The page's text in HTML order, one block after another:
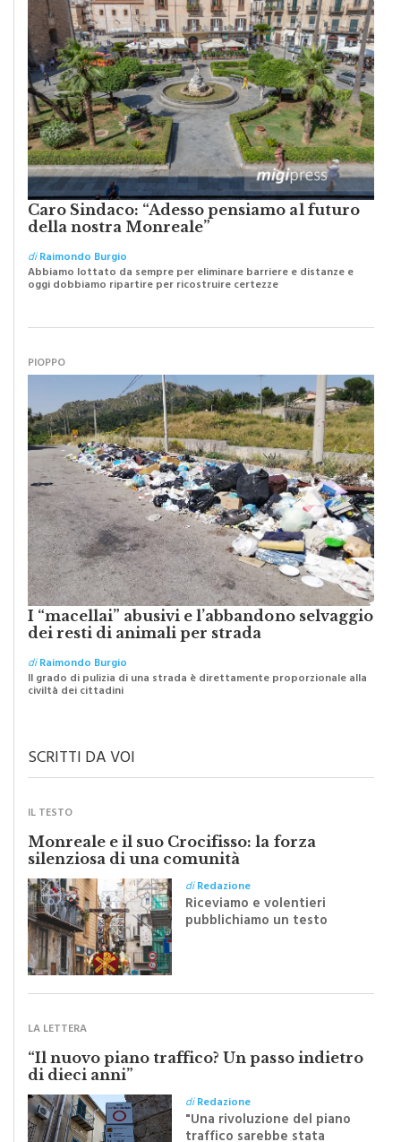
Caro Sindaco: “Adesso pensiamo al futuro
della nostra Monreale”
diRaimondo Burgio
I “macellai” abusivi e l’abbandono selvaggio
dei resti di animali per strada
diRaimondo Burgio
SCRITTI DA VOI
IL TESTO
Monreale e il suo Crocifisso: la forza
silenziosa di una comunità
diRedazione
Riceviamo e volentieri
Sapienza all'indomani della
LA LETTERA
“Il nuovo piano traffico? Un passo indietro
di dieci anni”
diRedazione